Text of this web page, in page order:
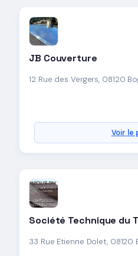
JB Couverture
12 Rue des Vergers, 08120
Voir le
Société Technique du
33 Rue Etienne Dolet, 08120